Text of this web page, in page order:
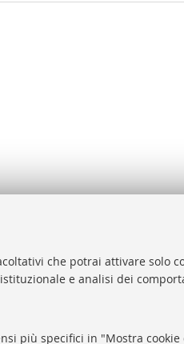
che potrai attivare solo
e analisi dei
più specifici in "Mostra